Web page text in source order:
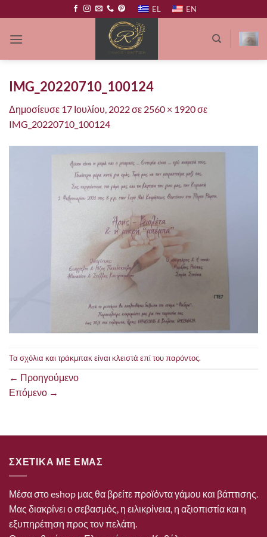
στο
περιεχόμενο
EL EN
IMG_20220710_100124
Δημοσίευσε 17 Ιουλίου, 2022σε 2560 × 1920σε
IMG_20220710_100124
Τα σχόλια και τράκμπακ είναι κλειστά επί του παρόντος.
← Προηγούμενο
Επόμενο →
ΣΧΕΤΙΚΑ ΜΕ ΕΜΑΣ
Μέσα στο eshop μας θα βρείτε προϊόντα γάμου και βάπτισης.
Μας διακρίνει ο σεβασμός, η ειλικρίνεια, η αξιοπιστία και η
εξυπηρέτηση προς τον πελάτη.